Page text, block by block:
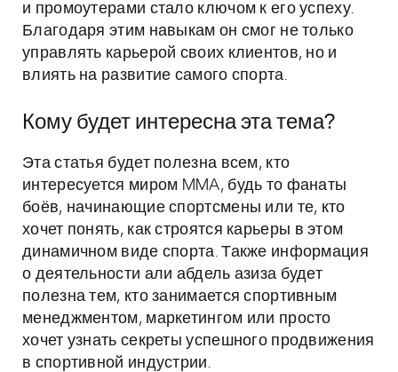
и промоутерами стало ключом к его успеху.
Благодаря этим навыкам он смог не только
управлять карьерой своих клиентов, но и
влиять на развитие самого спорта.
Кому будет интересна эта тема?
Эта статья будет полезна всем, кто
интересуется миром MMA, будь то фанаты
боёв, начинающие спортсмены или те, кто
хочет понять, как строятся карьеры в этом
динамичном виде спорта. Также информация
о деятельности али абдель азиза будет
полезна тем, кто занимается спортивным
менеджментом, маркетингом или просто
хочет узнать секреты успешного продвижения
в спортивной индустрии.